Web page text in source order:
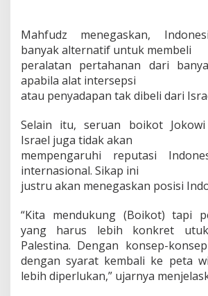
Mahfudz menegaskan,
banyak alternatif untuk membeli
peralatan pertahanan dari
apabila alat intersepsi
atau penyadapan tak dibeli dari
Selain itu, seruan boikot
Israel juga tidak akan
mempengaruhi reputasi
internasional. Sikap ini
justru akan menegaskan posisi
“Kita mendukung (Boikot) tapi
yang harus lebih konkret utuk
Palestina. Dengan konsep-konsep
dengan syarat kembali ke peta
lebih diperlukan,” ujarnya